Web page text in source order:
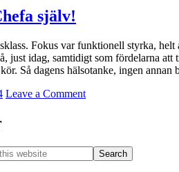
själv!
Fokus var funktionell styrka,
just idag, samtidigt som fördelarna
Så dagens hälsotanke, ingen
Leave a Comment